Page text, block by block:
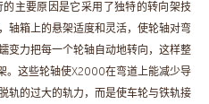
主要原因是它采用了独特的转向架技
轴箱上的悬架适度和灵活，使轮轴对弯
变力把每一个轮轴自动地转向，这样整
。这些轮轴使X2000在弯道上能减少导
轨的过大的轨力，而是使车轮与铁轨接